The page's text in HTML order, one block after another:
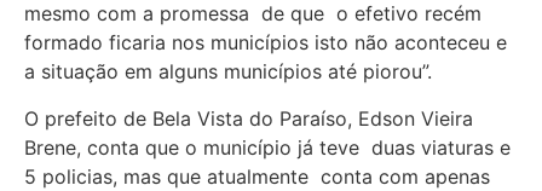
mesmo com a promessa de que o efetivo recém
formado ficaria nos municípios isto não aconteceu e
a situação em alguns municípios até piorou”.
O prefeito de Bela Vista do Paraíso, Edson Vieira
Brene, conta que o município já teve duas viaturas e
5 policias, mas que atualmente conta com apenas